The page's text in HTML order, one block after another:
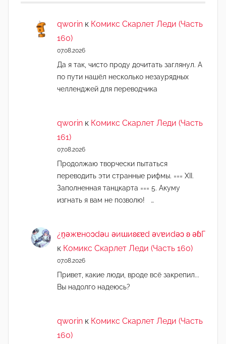
qworin к Комикс Скарлет Леди (Часть
160)
07.08.2026
Да я так, чисто проду дочитать заглянул. А
по пути нашёл несколько незаурядных
челленджей для переводчика
qworin к Комикс Скарлет Леди (Часть
161)
07.08.2026
Продолжаю творчески пытаться
переводить эти странные рифмы. === XII.
Заполненная танцкарта === 5. Акуму
изгнать я вам не позволю! …
¿n̯ǝжɐноɔdǝu ǝиɯиʚεɐd ǝvɐиdǝɔ ʚ ǝɓГ
к Комикс Скарлет Леди (Часть 160)
07.08.2026
Привет, какие люди, вроде всё закрепил...
Вы надолго надеюсь?
qworin к Комикс Скарлет Леди (Часть
160)